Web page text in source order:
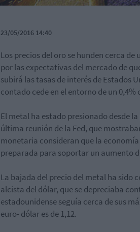
23/05/2016 14:40
Los precios del oro se hunden cerca
por las expectativas del mercado de
subirá las tasas de interés de Estados
contado cede en el entorno de un 0,4%
El metal ha estado presionado desde
última reunión de la Fed, que
monetaria consideran que la
preparada para soportar un aumento
La bajada del precio del metal ha sido
alcista del dólar, que se depreciaba
estadounidense seguía cerca de sus
euro- dólar es de 1,12.